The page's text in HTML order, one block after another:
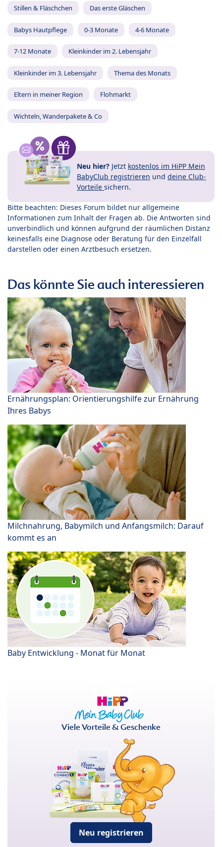
Stillen & Fläschchen Das erste Gläschen
Babys Hautpflege 0-3 Monate 4-6 Monate
7-12 Monate Kleinkinder im 2. Lebensjahr
Kleinkinder im 3. Lebensjahr Thema des Monats
Eltern in meiner Region Flohmarkt
Wichteln, Wanderpakete & Co
Neu hier? Jetzt kostenlos im HiPP Mein
BabyClub registrieren und deine Club-
Vorteile sichern.
Bitte beachten: Dieses Forum bildet nur allgemeine
Informationen zum Inhalt der Fragen ab. Die Antworten sind
unverbindlich und können aufgrund der räumlichen Distanz
keinesfalls eine Diagnose oder Beratung für den Einzelfall
darstellen oder einen Arztbesuch ersetzen.
Das könnte Sie auch interessieren
Ernährungsplan: Orientierungshilfe zur Ernährung
Ihres Babys
Milchnahrung, Babymilch und Anfangsmilch: Darauf
kommt es an
Baby Entwicklung - Monat für Monat
Viele Vorteile & Geschenke
Neu registrieren